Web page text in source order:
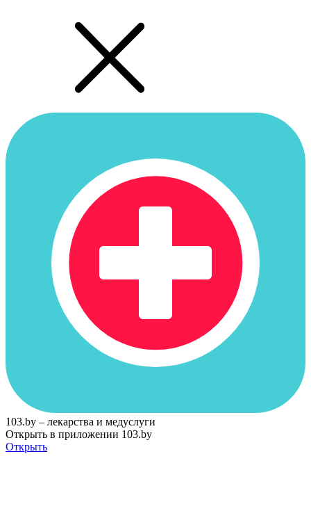
103.by – лекарства и медуслуги
Открыть в приложении 103.by
Открыть